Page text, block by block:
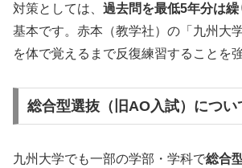
対策としては、 過去問を最低5年分は繰
基本です。赤本（教学社）の「九州大
を体で覚えるまで反復練習することを
総合型選抜（旧AO入試）につい
九州大学でも一部の学部・学科で総合